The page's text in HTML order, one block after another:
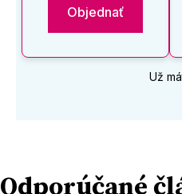
Objednať
Už
Odporúčané